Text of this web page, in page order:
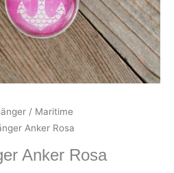
/ Maritime
Anker Rosa
Anker Rosa